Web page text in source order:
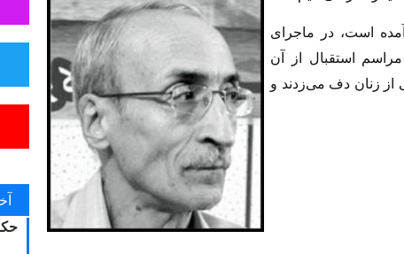
است، در ماجرای
استقبال از آن
از زنان دف می‌زدند و